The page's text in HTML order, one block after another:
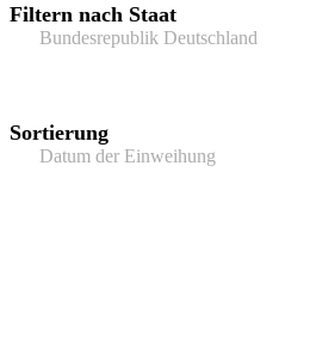
Filtern nach Staat
Bundesrepublik Deutschland
Sortierung
Datum der Einweihung